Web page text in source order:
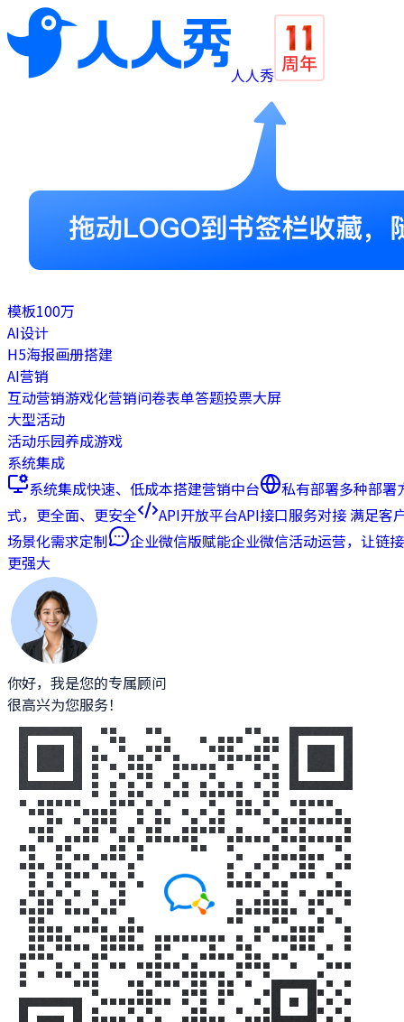
人人秀
模板100万
AI设计
H5海报画册搭建
AI营销
互动营销游戏化营销问卷表单答题投票大屏
大型活动
活动乐园养成游戏
系统集成
系统集成快速、低成本搭建营销中台 私有部署多种部署
式，更全面、更安全
API开放平台API接口服务对接 满足客
场景化需求定制
企业微信版赋能企业微信活动运营，让链接
更强大
你好，我是您的专属顾问
很高兴为您服务！